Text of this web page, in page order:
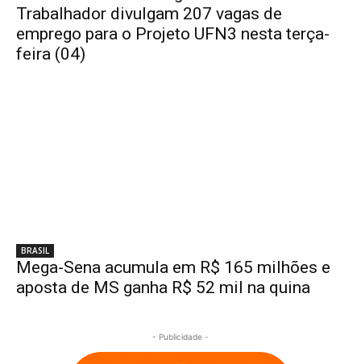
Trabalhador divulgam 207 vagas de
emprego para o Projeto UFN3 nesta terça-
feira (04)
BRASIL
Mega-Sena acumula em R$ 165 milhões e
aposta de MS ganha R$ 52 mil na quina
- Publicidade -